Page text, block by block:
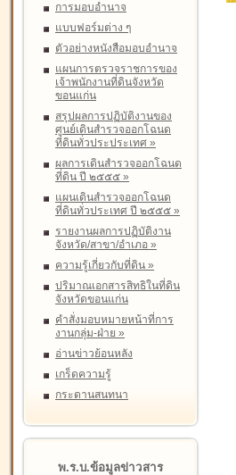
การมอบอำนาจ
แบบฟอร์มต่าง ๆ
ตัวอย่างหนังสือมอบอำนาจ
แผนการตรวจราชการของ
เจ้าพนักงานที่ดินจังหวัด
ขอนแก่น
สรุปผลการปฏิบัติงานของ
ศูนย์เดินสำรวจออกโฉนด
ที่ดินทั่วประประเทศ »
ผลการเดินสำรวจออกโฉนด
ที่ดิน ปี ๒๕๕๕ »
แผนเดินสำรวจออกโฉนด
ที่ดินทั่วประเทศ ปี ๒๕๕๕ »
รายงานผลการปฏิบัติงาน
จังหวัด/สาขา/อำเภอ »
ความรู้เกี่ยวกับที่ดิน »
ปริมาณเอกสารสิทธิในที่ดิน
จังหวัดขอนแก่น
คำสั่งมอบหมายหน้าที่การ
งานกลุ่ม-ฝ่าย »
อ่านข่าวย้อนหลัง
เกร็ดความรู้
กระดานสนทนา
พ.ร.บ.ข้อมูลข่าวสาร